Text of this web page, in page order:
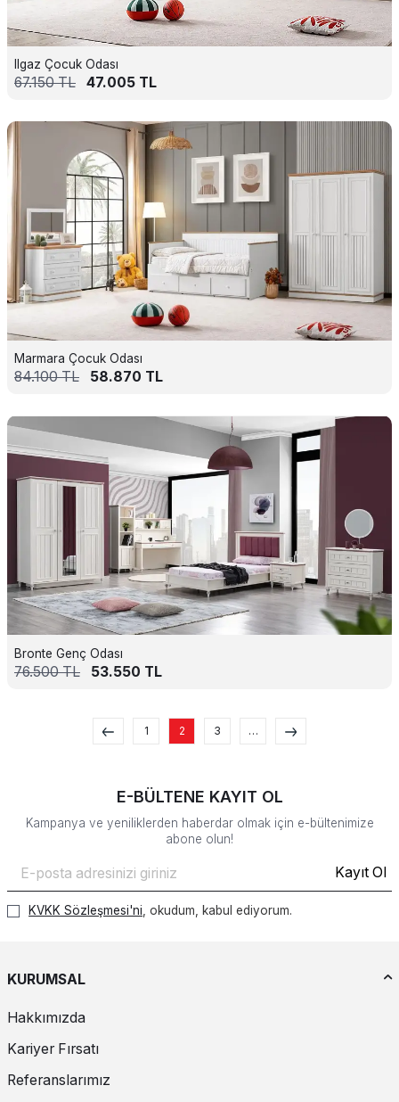
Ilgaz Çocuk Odası
67.150TL 47.005 TL
Marmara Çocuk Odası
84.100TL 58.870 TL
Bronte Genç Odası
76.500TL 53.550 TL
1 2 3 …
E-BÜLTENE KAYIT OL
Kampanya ve yeniliklerden haberdar olmak için e-bültenimize
abone olun!
Kayıt Ol
KVKK Sözleşmesi'ni , okudum, kabul ediyorum.
KURUMSAL
Hakkımızda
Kariyer Fırsatı
Referanslarımız